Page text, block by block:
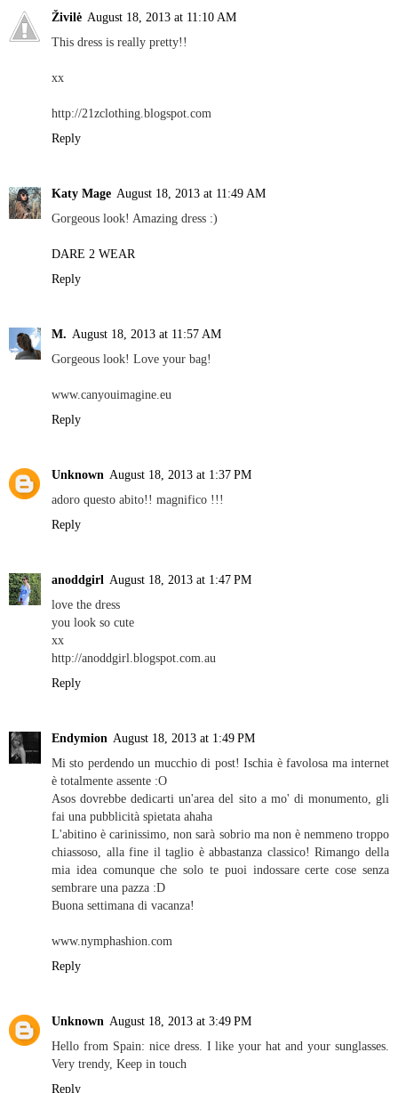
Živilė August 18, 2013 at 11:10 AM
This dress is really pretty!!
xx
http://21zclothing.blogspot.com
Reply
Katy Mage August 18, 2013 at 11:49 AM
Gorgeous look! Amazing dress :)
DARE 2 WEAR
Reply
M. August 18, 2013 at 11:57 AM
Gorgeous look! Love your bag!
www.canyouimagine.eu
Reply
Unknown August 18, 2013 at 1:37 PM
adoro questo abito!! magnifico !!!
Reply
anoddgirl August 18, 2013 at 1:47 PM
love the dress
you look so cute
xx
http://anoddgirl.blogspot.com.au
Reply
Endymion August 18, 2013 at 1:49 PM
Mi sto perdendo un mucchio di post! Ischia è favolosa ma internet
è totalmente assente :O
Asos dovrebbe dedicarti un'area del sito a mo' di monumento, gli
fai una pubblicità spietata ahaha
L'abitino è carinissimo, non sarà sobrio ma non è nemmeno troppo
chiassoso, alla fine il taglio è abbastanza classico! Rimango della
mia idea comunque che solo te puoi indossare certe cose senza
sembrare una pazza :D
Buona settimana di vacanza!
www.nymphashion.com
Reply
Unknown August 18, 2013 at 3:49 PM
Hello from Spain: nice dress. I like your hat and your sunglasses.
Very trendy, Keep in touch
Reply